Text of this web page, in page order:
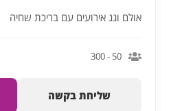
אולם וגג אירועים עם בריכת שחיה
50 - 300
שליחת בקשה